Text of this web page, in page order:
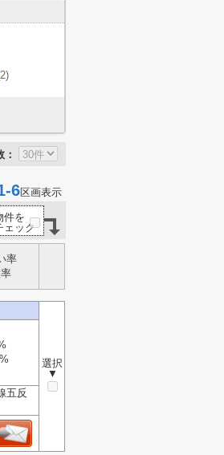
6区画表示
件を
ェック
率
選択
▼
五反